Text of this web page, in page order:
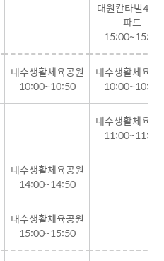
대원칸타빌4차
파트
15:00~15:50
내수생활체육공원
10:00~10:50
내수생활체육공
10:00~10:50
내수생활체육공
11:00~11:50
내수생활체육공원
14:00~14:50
내수생활체육공원
15:00~15:50